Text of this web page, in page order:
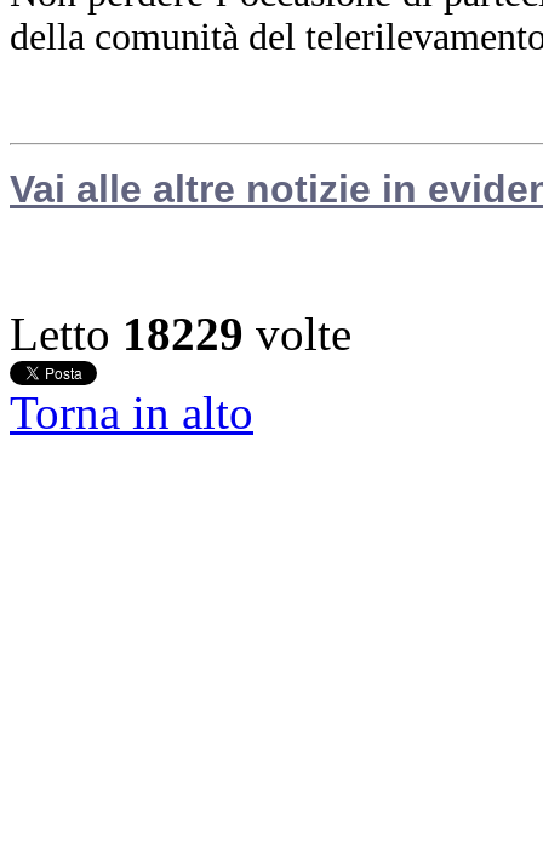
della comunità del
Vai alle altre notizie in
Letto 18229 volte
Torna in alto